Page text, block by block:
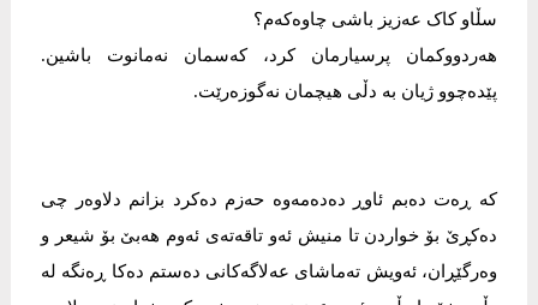
سڵاو کاک عەزیز باشی چاوەکەم؟
هەردووکمان پرسیارمان کرد، کەسمان نەمانوت باشین.
پێدەچوو ژیان بە دڵی هیچمان نەگوزەرێت.
کە ڕەت دەبم ئاوڕ دەدەمەوە حەزم دەکرد بزانم دلاوەر چی
دەکڕێ بۆ خواردن تا منیش ئەو تاقەتەی ئەوم هەبێ بۆ شیعر و
وەرگێڕان، ئەویش تەماشای عەلاگەکانی دەستم دەکا ڕەنگە لە